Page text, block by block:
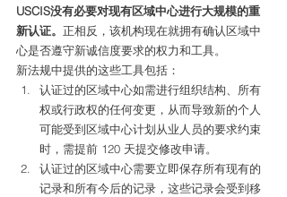
USCIS没有必要对现有区域中心进行大规模的重
新认证。 正相反，该机构现在就拥有确认区域中
心是否遵守新诚信度要求的权力和工具。
新法规中提供的这些工具包括：
认证过的区域中心如需进行组织结构、所有
权或行政权的任何变更，从而导致新的个人
可能受到区域中心计划从业人员的要求约束
时，需提前 120 天提交修改申请。
认证过的区域中心需要立即保存所有现有的
记录和所有今后的记录，这些记录会受到移